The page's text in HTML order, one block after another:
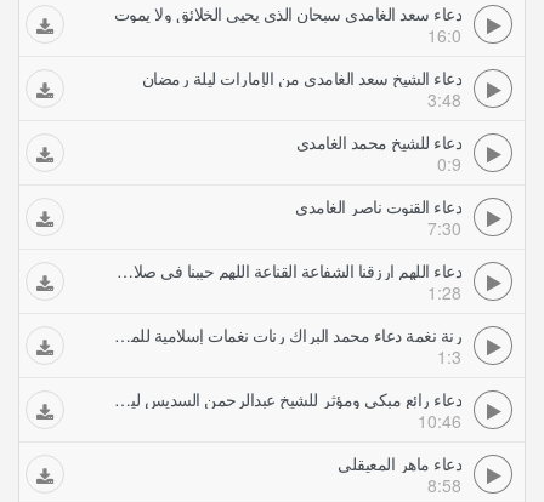
دعاء سعد الغامدي سبحان الذي يحيي الخلائق ولا يموت
16:0
دعاء الشيخ سعد الغامدى من الإمارات ليلة رمضان
3:48
دعاء للشيخ محمد الغامدي
0:9
دعاء القنوت ناصر الغامدي
7:30
دعاء اللهم ارزقنا الشفاعة القناعة اللهم حببنا في صلاة الجماعة أدعية محمد جبريل
1:28
رنة نغمة دعاء محمد البراك رنات نغمات إسلامية للموبايل للهاتف
1:3
دعاء رائع مبكي ومؤثر للشيخ عبدالرحمن السديس ليلة رمضان في الحرم المكي من صلاة القيام والتهجد
10:46
دعاء ماهر المعيقلي
8:58